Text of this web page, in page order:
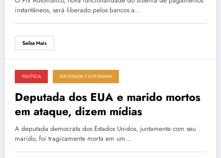
instantâneos, será liberado pelos bancos a…
Saiba Mais
14 de junho de 2025
POLÍTICA SOCIEDADE E COTIDIANO
Deputada dos EUA e marido mortos
em ataque, dizem mídias
A deputada democrata dos Estados Unidos, juntamente com seu
marido, foi tragicamente morta em um…